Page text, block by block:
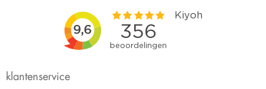
klantenservice